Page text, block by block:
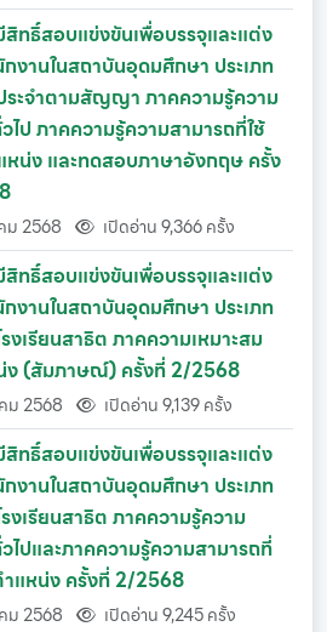
ทธิ์สอบแข่งขันเพื่อบรรจุและแต่ง
งานในสถาบันอุดมศึกษา ประเภท
ะจำตามสัญญา ภาคความรู้ความ
ไป ภาคความรู้ความสามารถที่ใช้
หน่ง และทดสอบภาษาอังกฤษ ครั้ง
ม 2568 เปิดอ่าน 9,366 ครั้ง
ทธิ์สอบแข่งขันเพื่อบรรจุและแต่ง
งานในสถาบันอุดมศึกษา ประเภท
งเรียนสาธิต ภาคความเหมาะสม
ง (สัมภาษณ์) ครั้งที่ 2/2568
ม 2568 เปิดอ่าน 9,139 ครั้ง
ทธิ์สอบแข่งขันเพื่อบรรจุและแต่ง
งานในสถาบันอุดมศึกษา ประเภท
งเรียนสาธิต ภาคความรู้ความ
ไปและภาคความรู้ความสามารถที่
ำแหน่ง ครั้งที่ 2/2568
ม 2568 เปิดอ่าน 9,245 ครั้ง